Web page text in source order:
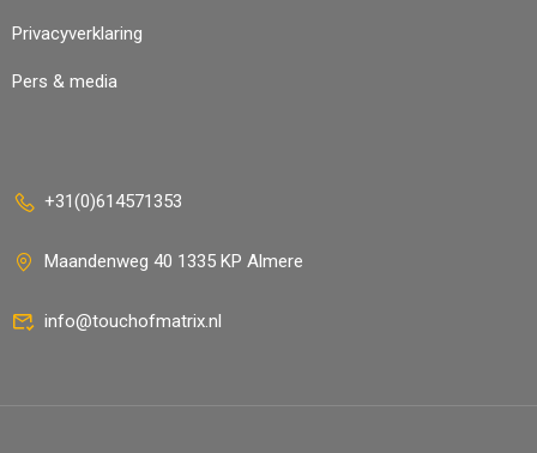
Privacyverklaring
Pers & media
+31(0)614571353
Maandenweg 40 1335 KP Almere
info@touchofmatrix.nl